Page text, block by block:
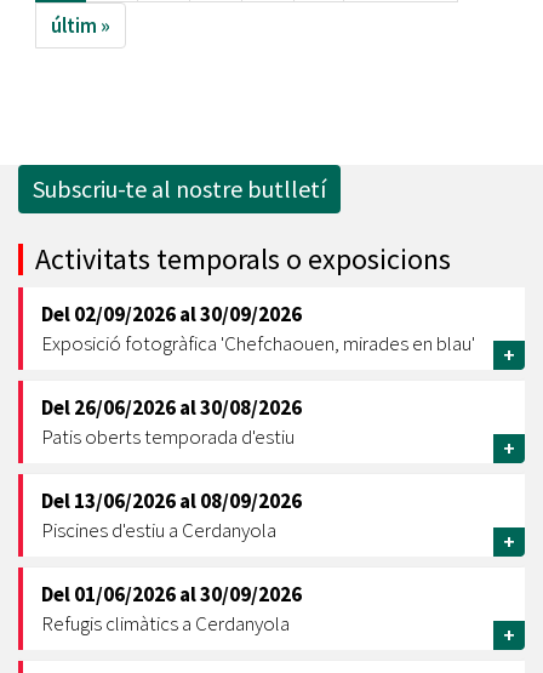
últim »
Subscriu-te al nostre butlletí
Activitats temporals o exposicions
Del02/09/2026al30/09/2026
Exposició fotogràfica 'Chefchaouen, mirades en blau'
+
Del26/06/2026al30/08/2026
Patis oberts temporada d'estiu
+
Del13/06/2026al08/09/2026
Piscines d'estiu a Cerdanyola
+
Del01/06/2026al30/09/2026
Refugis climàtics a Cerdanyola
+